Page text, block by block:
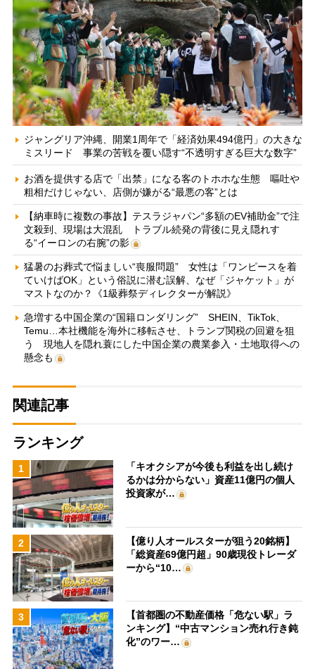
ジャングリア沖縄、開業1周年で「経済効果494億円」の大きな
ミスリード 事業の苦戦を覆い隠す“不透明すぎる巨大な数字”
お酒を提供する店で「出禁」になる客のトホホな生態 嘔吐や
粗相だけじゃない、店側が嫌がる“最悪の客”とは
【納車時に複数の事故】テスラジャパン“多額のEV補助金”で注
文殺到、現場は大混乱 トラブル続発の背後に見え隠れす
る“イーロンの右腕”の影
猛暑のお葬式で悩ましい“喪服問題” 女性は「ワンピースを着
ていけばOK」という俗説に潜む誤解、なぜ「ジャケット」が
マストなのか？《1級葬祭ディレクターが解説》
急増する中国企業の“国籍ロンダリング” SHEIN、TikTok、
Temu…本社機能を海外に移転させ、トランプ関税の回避を狙
う 現地人を隠れ蓑にした中国企業の農業参入・土地取得への
懸念も
関連記事
ランキング
1
「キオクシアが今後も利益を出し続け
るかは分からない」資産11億円の個人
投資家が…
2
【億り人オールスターが狙う20銘柄】
「総資産69億円超」90歳現役トレーダ
ーから“10…
3
【首都圏の不動産価格「危ない駅」ラ
ンキング】“中古マンション売れ行き鈍
化”のワー…